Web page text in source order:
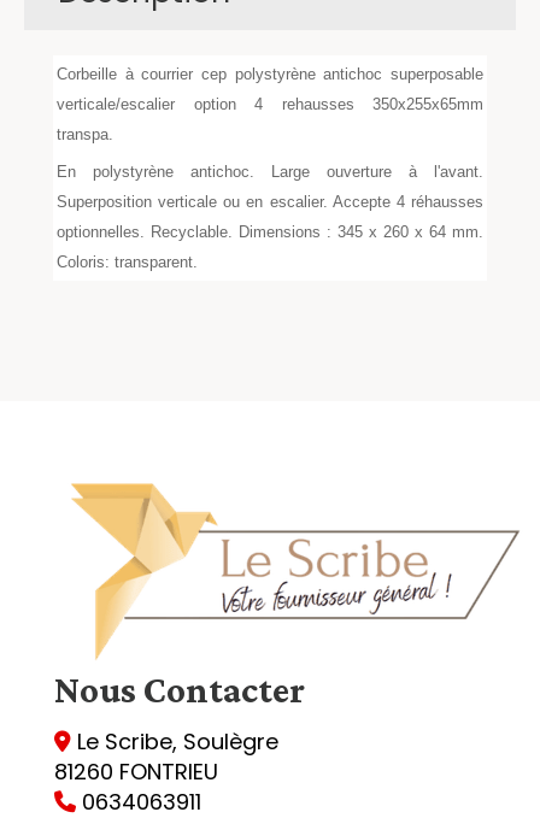
Corbeille à courrier cep polystyrène antichoc superposable
verticale/escalier option 4 rehausses 350x255x65mm
transpa.
En polystyrène antichoc. Large ouverture à l'avant.
Superposition verticale ou en escalier. Accepte 4 réhausses
optionnelles. Recyclable. Dimensions : 345 x 260 x 64 mm.
Coloris: transparent.
Nous Contacter
 Le Scribe, Soulègre
81260 FONTRIEU
 0634063911